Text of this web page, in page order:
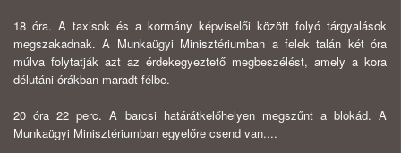
18 óra. A taxisok és a kormány képviselői között folyó tárgyalások
meg­szakadnak. A Munkaügyi Minisztériumban a felek talán két óra
múlva folytatják azt az érdekegyeztető megbeszélést, amely a kora
délutáni órákban maradt félbe.
20 óra 22 perc. A barcsi határátkelőhelyen megszűnt a blokád. A
Munka­ügyi Minisztériumban egyelőre csend van....